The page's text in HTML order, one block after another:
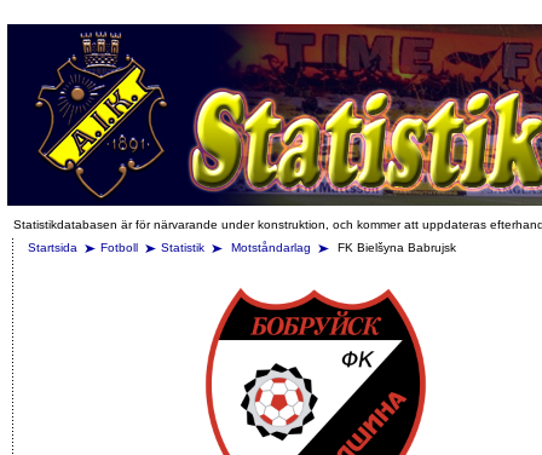
Statistikdatabasen är för närvarande under konstruktion, och kommer att uppdateras
Startsida
Fotboll Statistik Motståndarlag FK Bielšyna Babrujsk